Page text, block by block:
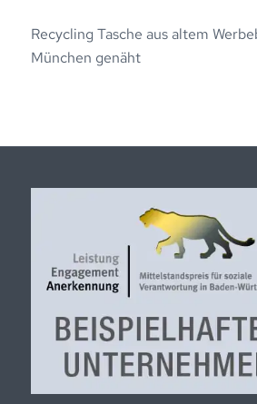
Recycling Tasche aus altem
München genäht